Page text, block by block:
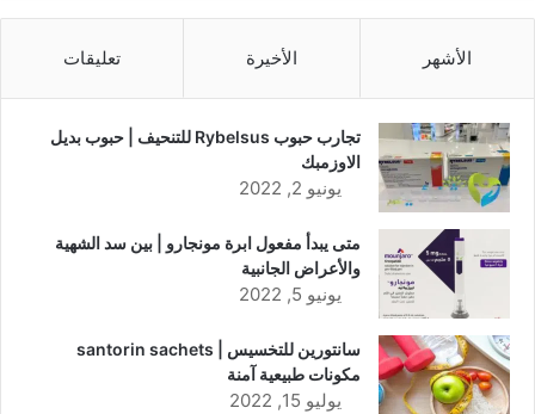
الأشهر الأخيرة تعليقات
تجارب حبوب Rybelsus للتنحيف | حبوب بديل
الاوزمبك
يونيو 2, 2022
متى يبدأ مفعول ابرة مونجارو | بين سد الشهية
والأعراض الجانبية
يونيو 5, 2022
سانتورين للتخسيس | santorin sachets
مكونات طبيعية آمنة
يوليو 15, 2022